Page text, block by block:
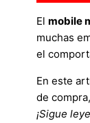
El mobile
muchas
el
En este
de
¡Sigue